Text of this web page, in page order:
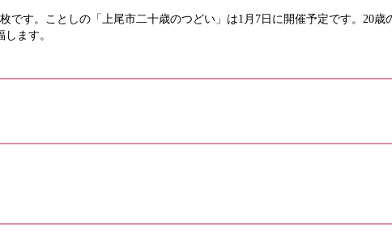
す。ことしの「上尾市二十歳のつどい」は1月7日に開催予定です。20歳
ます。